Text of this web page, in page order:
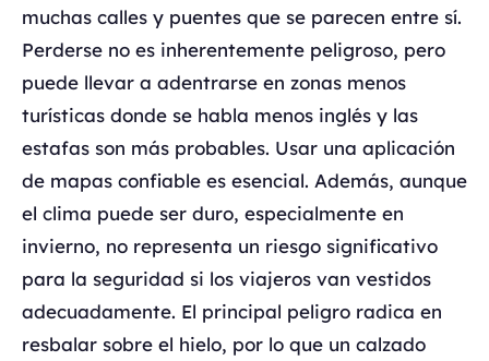
muchas calles y puentes que se parecen entre sí.
Perderse no es inherentemente peligroso, pero
puede llevar a adentrarse en zonas menos
turísticas donde se habla menos inglés y las
estafas son más probables. Usar una aplicación
de mapas confiable es esencial. Además, aunque
el clima puede ser duro, especialmente en
invierno, no representa un riesgo significativo
para la seguridad si los viajeros van vestidos
adecuadamente. El principal peligro radica en
resbalar sobre el hielo, por lo que un calzado